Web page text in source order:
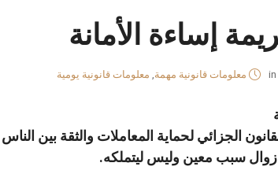
إساءة الأمانة
in معلومات قانونية مهمة, معلومات قانونية يومية
الجزائي لحماية المعاملات والثقة بين
سبب معين وليس ليتملكه.